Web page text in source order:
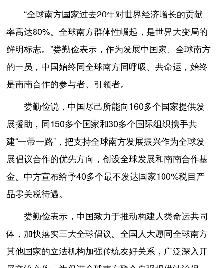
“全球南方国家过去20年对世界经济增长的贡献
率高达80%。全球南方群体性崛起，是世界大变局的
鲜明标志。”娄勤俭表示，作为发展中国家、全球南方
的一员，中国始终同全球南方同呼吸、共命运，始终
是南南合作的参与者、引领者。
娄勤俭说，中国尽己所能向160多个国家提供发
展援助，同150多个国家和30多个国际组织携手共
建“一带一路”，把支持全球南方发展振兴作为全球发
展倡议合作的优先方向，创设全球发展和南南合作基
金。中方宣布给予40多个最不发达国家100%税目产
品零关税待遇。
娄勤俭表示，中国致力于推动构建人类命运共同
体，加快落实三大全球倡议。全国人大愿同全球南方
其他国家的立法机构加强传统友好关系，广泛深入开